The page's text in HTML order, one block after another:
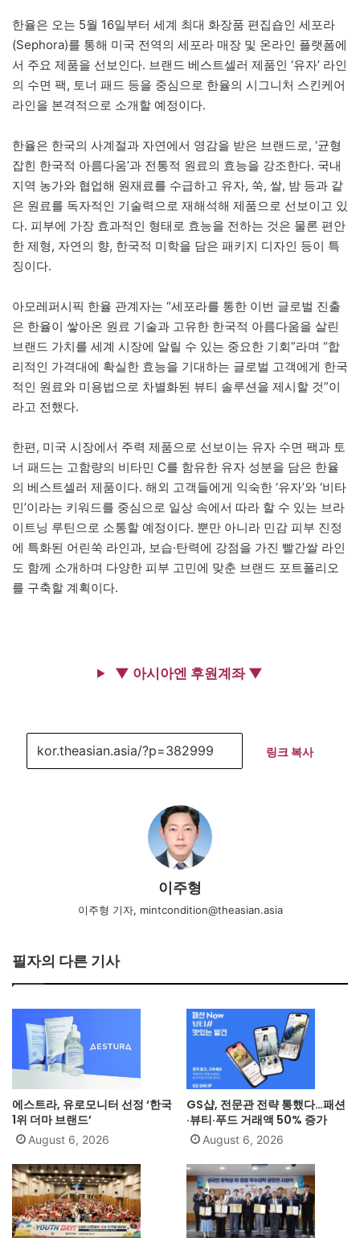
한율은 오는 5월 16일부터 세계 최대 화장품 편집숍인 세포라
(Sephora)를 통해 미국 전역의 세포라 매장 및 온라인 플랫폼에
서 주요 제품을 선보인다. 브랜드 베스트셀러 제품인 ‘유자’ 라인
의 수면 팩, 토너 패드 등을 중심으로 한율의 시그니처 스킨케어
라인을 본격적으로 소개할 예정이다.
한율은 한국의 사계절과 자연에서 영감을 받은 브랜드로, ‘균형
잡힌 한국적 아름다움’과 전통적 원료의 효능을 강조한다. 국내
지역 농가와 협업해 원재료를 수급하고 유자, 쑥, 쌀, 밤 등과 같
은 원료를 독자적인 기술력으로 재해석해 제품으로 선보이고 있
다. 피부에 가장 효과적인 형태로 효능을 전하는 것은 물론 편안
한 제형, 자연의 향, 한국적 미학을 담은 패키지 디자인 등이 특
징이다.
아모레퍼시픽 한율 관계자는 “세포라를 통한 이번 글로벌 진출
은 한율이 쌓아온 원료 기술과 고유한 한국적 아름다움을 살린
브랜드 가치를 세계 시장에 알릴 수 있는 중요한 기회”라며 “합
리적인 가격대에 확실한 효능을 기대하는 글로벌 고객에게 한국
적인 원료와 미용법으로 차별화된 뷰티 솔루션을 제시할 것”이
라고 전했다.
한편, 미국 시장에서 주력 제품으로 선보이는 유자 수면 팩과 토
너 패드는 고함량의 비타민 C를 함유한 유자 성분을 담은 한율
의 베스트셀러 제품이다. 해외 고객들에게 익숙한 ‘유자’와 ‘비타
민’이라는 키워드를 중심으로 일상 속에서 따라 할 수 있는 브라
이트닝 루틴으로 소통할 예정이다. 뿐만 아니라 민감 피부 진정
에 특화된 어린쑥 라인과, 보습·탄력에 강점을 가진 빨간쌀 라인
도 함께 소개하며 다양한 피부 고민에 맞춘 브랜드 포트폴리오
를 구축할 계획이다.
▼ 아시아엔 후원계좌 ▼
링크 복사
이주형
이주형 기자, mintcondition@theasian.asia
필자의 다른 기사
에스트라, 유로모니터 선정 ‘한국
1위 더마 브랜드’
August 6, 2026
GS샵, 전문관 전략 통했다…패션
·뷰티·푸드 거래액 50% 증가
August 6, 2026